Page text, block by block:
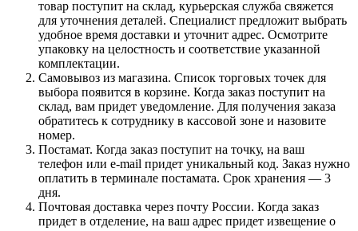
товар поступит на склад, курьерская служба свяжется
для уточнения деталей. Специалист предложит выбрать
удобное время доставки и уточнит адрес. Осмотрите
упаковку на целостность и соответствие указанной
комплектации.
Самовывоз из магазина. Список торговых точек для
выбора появится в корзине. Когда заказ поступит на
склад, вам придет уведомление. Для получения заказа
обратитесь к сотруднику в кассовой зоне и назовите
номер.
Постамат. Когда заказ поступит на точку, на ваш
телефон или e-mail придет уникальный код. Заказ нужно
оплатить в терминале постамата. Срок хранения — 3
дня.
Почтовая доставка через почту России. Когда заказ
придет в отделение, на ваш адрес придет извещение о